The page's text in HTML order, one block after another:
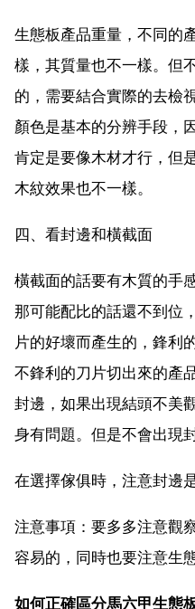
生態板產品重量，不同的
樣，其質量也不一樣。但
的，需要結合實際的去檢
顏色是基本的分辨手段，
肯定是要像木材才行，但
木紋效果也不一樣。
四、看封邊和橫截面
橫截面的話要有木質的手
那可能配比的話還不到位
片的好壞而產生的，鋒利
不鋒利的刀片切出來的產
封邊，如果出現結頭不美
身有問題。但是不會出現
在選擇傢俱時，注意封邊
注意事項：要多多注意觀
容易的，同時也要注意生
如何正確區分馬六甲生態